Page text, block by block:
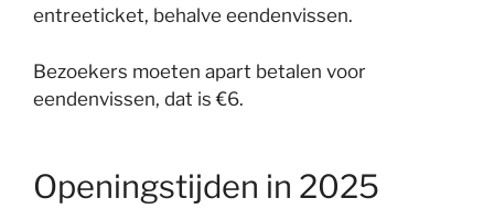
entreeticket, behalve eendenvissen.
Bezoekers moeten apart betalen voor
eendenvissen, dat is €6.
Openingstijden in 2025